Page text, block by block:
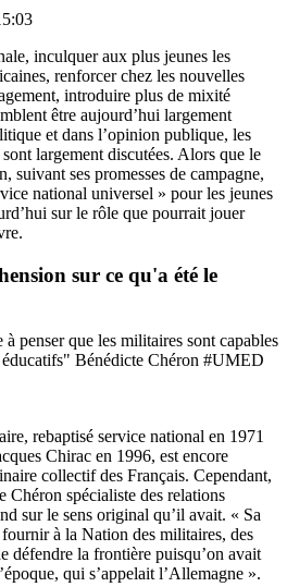
inculquer aux plus jeunes les
renforcer chez les nouvelles
introduire plus de mixité
être aujourd’hui largement
et dans l’opinion publique, les
largement discutées. Alors que le
suivant ses promesses de campagne,
national universel » pour les jeunes
sur le rôle que pourrait jouer
sur ce qu'a été le
penser que les militaires sont capables
éducatifs" Bénédicte Chéron #UMED
rebaptisé service national en 1971
Chirac en 1996, est encore
collectif des Français. Cependant,
Chéron spécialiste des relations
sur le sens original qu’il avait. « Sa
à la Nation des militaires, des
défendre la frontière puisqu’on avait
qui s’appelait l’Allemagne ».